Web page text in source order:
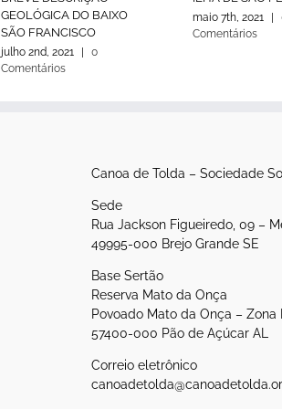
GEOLÓGICA DO BAIXO
SÃO FRANCISCO
julho 2nd, 2021 |
0
Comentários
maio 7th, 2021 |
Comentários
Canoa de Tolda – Sociedade
Sede
Rua Jackson Figueiredo, 09 –
49995-000 Brejo Grande SE
Base Sertão
Reserva Mato da Onça
Povoado Mato da Onça – Zona
57400-000 Pão de Açúcar AL
Correio eletrônico